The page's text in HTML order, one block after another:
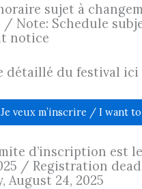
sujet à
/ Note: Schedule
notice
détaillé du festival ici
Je veux m’inscrire / I want
d’inscription est
/ Registration
August 24, 2025